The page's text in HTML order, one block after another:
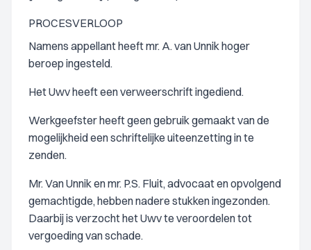
PROCESVERLOOP
Namens appellant heeft mr. A. van Unnik hoger
beroep ingesteld.
Het Uwv heeft een verweerschrift ingediend.
Werkgeefster heeft geen gebruik gemaakt van de
mogelijkheid een schriftelijke uiteenzetting in te
zenden.
Mr. Van Unnik en mr. P.S. Fluit, advocaat en opvolgend
gemachtigde, hebben nadere stukken ingezonden.
Daarbij is verzocht het Uwv te veroordelen tot
vergoeding van schade.